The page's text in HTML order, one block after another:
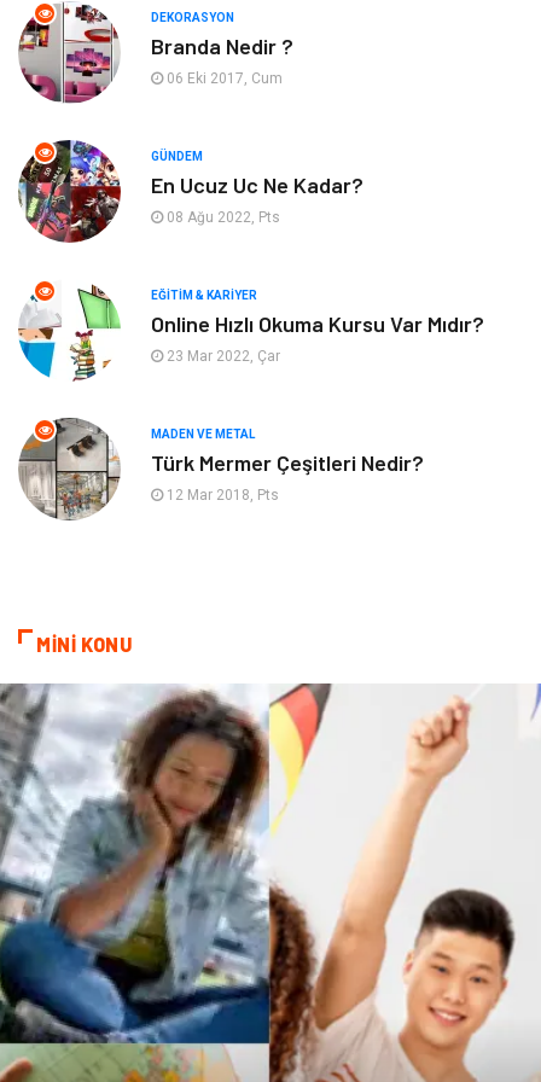
Bahçe Ev Maden ve Metal
Organizasyon Plastik
Emlak
Finans & Ekonomi
Endüstriyel Ürünler
Aksesuar
Nakliyat
Kiralama Servisleri Markalar
Çadır Kına Gecesi
Spor Malzemeleri Basın Yayın
Moda İthalat İhracat
Bakım
DEKORASYON
Branda Nedir ?
06 Eki 2017, Cum
GÜNDEM
En Ucuz Uc Ne Kadar?
08 Ağu 2022, Pts
EĞITIM & KARIYER
Online Hızlı Okuma Kursu Var Mıdır?
23 Mar 2022, Çar
MADEN VE METAL
Türk Mermer Çeşitleri Nedir?
12 Mar 2018, Pts
MİNİ KONU